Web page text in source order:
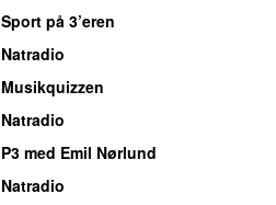
Sport på 3’eren
Natradio
Musikquizzen
Natradio
P3 med Emil Nørlund
Natradio